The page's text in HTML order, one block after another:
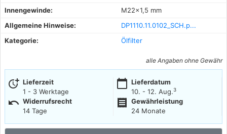
Innengewinde:
M22x1,5 mm
Allgemeine Hinweise:
DP1110.11.0102_SCH.p...
Kategorie:
Ölfilter
alle Angaben ohne Gewähr
more_time Lieferzeit
1 - 3 Werktage
calendar_today Lieferdatum
10. - 12. Aug.3
undo Widerrufsrecht
14 Tage
receipt
Gewährleistung
24 Monate